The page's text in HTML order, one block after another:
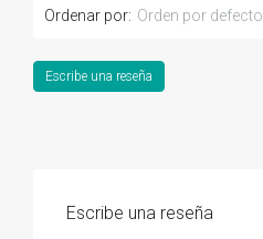
Ordenar por: Orden por defecto
Escribe una reseña
Escribe una reseña